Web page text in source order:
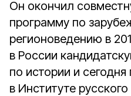
Он окончил
программу по
регионоведению в
в России
по истории и
в Институте